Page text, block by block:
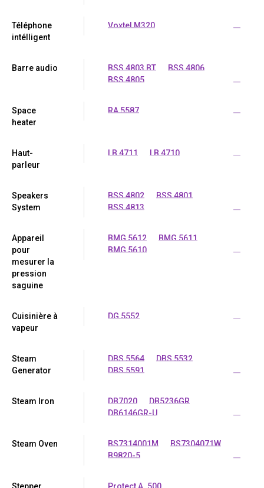
Téléphone
intélligent
Voxtel M320 ...
Barre audio BSS 4803 BT
BSS 4806
BSS 4805
...
Space
heater
RA 5587 ...
Haut-
parleur
LB 4711 LB 4710 ...
Speakers
System
BSS 4802
BSS 4801
BSS 4813
...
Appareil
pour
mesurer la
pression
saguine
BMG 5612
BMG 5611
BMG 5610
...
Cuisinière à
vapeur
DG 5552 ...
Steam
Generator
DBS 5564
DBS 5532
DBS 5591
...
Steam Iron DB7020
DB5236GR
DB6146GR-U
...
Steam Oven BS7314001M
BS7304071W
B9820-5
...